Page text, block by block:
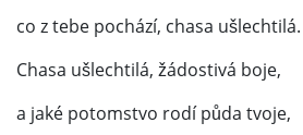
co z tebe pochází, chasa ušlechtilá.
Chasa ušlechtilá, žádostivá boje,
a jaké potomstvo rodí půda tvoje,